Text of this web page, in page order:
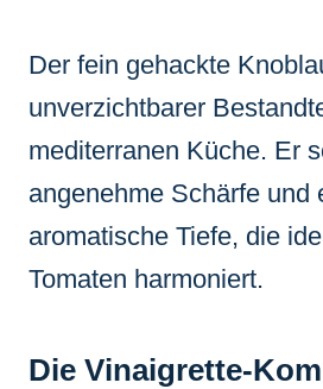
Der fein gehackte
unverzichtbarer
mediterranen Küche. Er
angenehme Schärfe und
aromatische Tiefe, die
Tomaten harmoniert.
Die Vinaigrette-